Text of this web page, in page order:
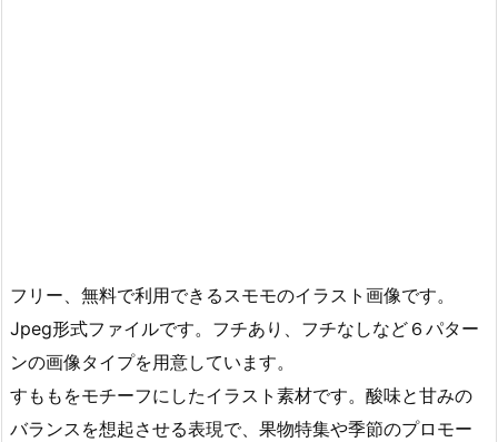
フリー、無料で利用できるスモモのイラスト画像です。
Jpeg形式ファイルです。フチあり、フチなしなど６パター
ンの画像タイプを用意しています。
すももをモチーフにしたイラスト素材です。酸味と甘みの
バランスを想起させる表現で、果物特集や季節のプロモー